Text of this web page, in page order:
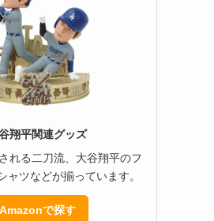
翔平関連グッズ
れる二刀流、大谷翔平のフ
ャツなどが揃っています。
Amazonで探す